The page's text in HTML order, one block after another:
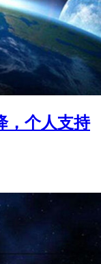
，个人支持